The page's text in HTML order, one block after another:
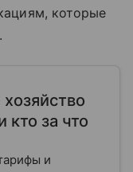
которые
за что
и